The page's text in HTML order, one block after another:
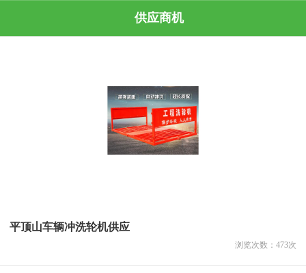
供应商机
平顶山车辆冲洗轮机供应
浏览次数： 473次